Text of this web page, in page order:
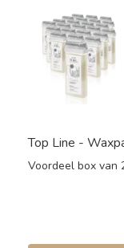
Top Line -
Voordeel box van